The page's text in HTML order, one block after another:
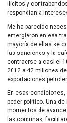
ilícitos y
respondían a
Me ha parecido
emergieron en esa
mayoría de ellas se
las sanciones y la
contraerse a casi el
2012 a 42 millones
exportaciones
En esas condiciones,
poder político. Una
momentos de
las comunas,